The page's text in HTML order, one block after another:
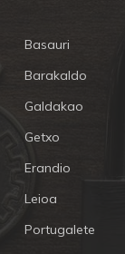
Basauri
Barakaldo
Galdakao
Getxo
Erandio
Leioa
Portugalete